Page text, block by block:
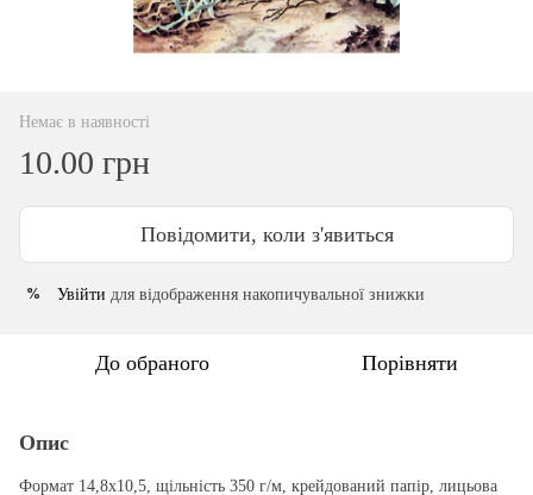
Немає в наявності
10.00 грн
Повідомити, коли з'явиться
% Увійти для відображення накопичувальної знижки
До обраного Порівняти
Опис
Формат 14,8х10,5, щільність 350 г/м, крейдований папір, лицьова